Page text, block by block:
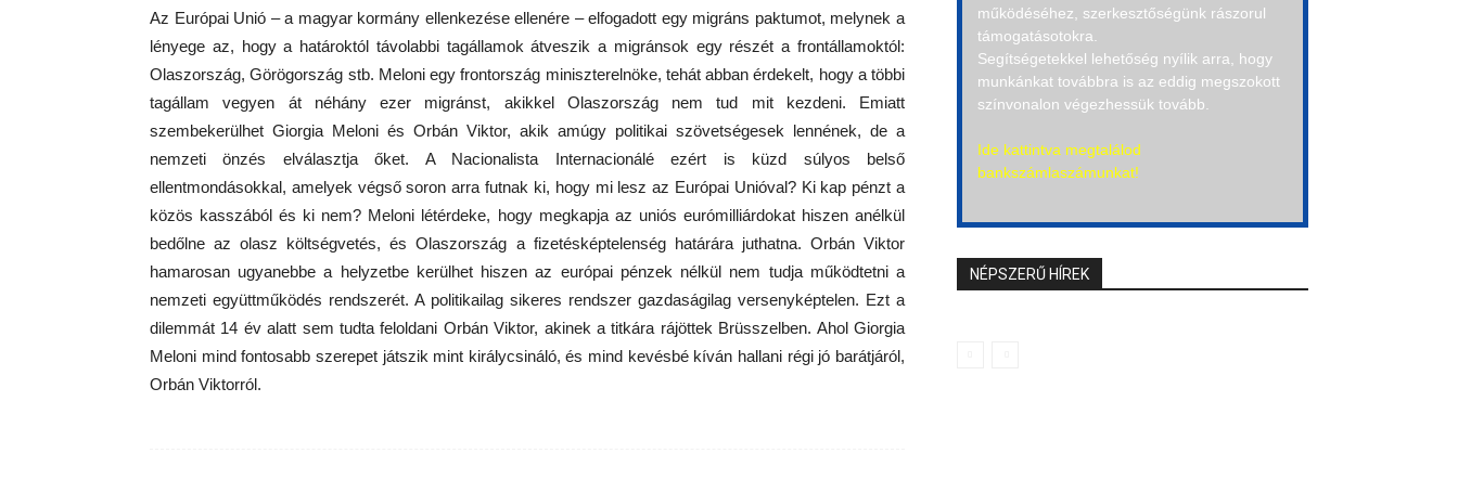
Az Európai Unió – a magyar kormány ellenkezése ellenére – elfogadott egy migráns paktumot, melynek a
lényege az, hogy a határoktól távolabbi tagállamok átveszik a migránsok egy részét a frontállamoktól:
Olaszország, Görögország stb. Meloni egy frontország miniszterelnöke, tehát abban érdekelt, hogy a többi
tagállam vegyen át néhány ezer migránst, akikkel Olaszország nem tud mit kezdeni. Emiatt
szembekerülhet Giorgia Meloni és Orbán Viktor, akik amúgy politikai szövetségesek lennének, de a
nemzeti önzés elválasztja őket. A Nacionalista Internacionálé ezért is küzd súlyos belső
ellentmondásokkal, amelyek végső soron arra futnak ki, hogy mi lesz az Európai Unióval? Ki kap pénzt a
közös kasszából és ki nem? Meloni létérdeke, hogy megkapja az uniós eurómilliárdokat hiszen anélkül
bedőlne az olasz költségvetés, és Olaszország a fizetésképtelenség határára juthatna. Orbán Viktor
hamarosan ugyanebbe a helyzetbe kerülhet hiszen az európai pénzek nélkül nem tudja működtetni a
nemzeti együttműködés rendszerét. A politikailag sikeres rendszer gazdaságilag versenyképtelen. Ezt a
dilemmát 14 év alatt sem tudta feloldani Orbán Viktor, akinek a titkára rájöttek Brüsszelben. Ahol Giorgia
Meloni mind fontosabb szerepet játszik mint királycsináló, és mind kevésbé kíván hallani régi jó barátjáról,
Orbán Viktorról.
működéséhez, szerkesztőségünk rászorul
támogatásotokra.
Segítségetekkel lehetőség nyílik arra, hogy
munkánkat továbbra is az eddig megszokott
színvonalon végezhessük tovább.
Ide kattintva megtalálod
bankszámlaszámunkat!
NÉPSZERŰ HÍREK